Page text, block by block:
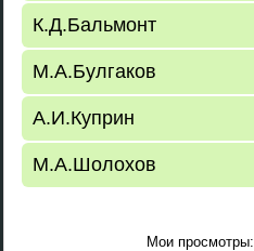
К.Д.Бальмонт
М.А.Булгаков
А.И.Куприн
М.А.Шолохов
Мои просмотры: